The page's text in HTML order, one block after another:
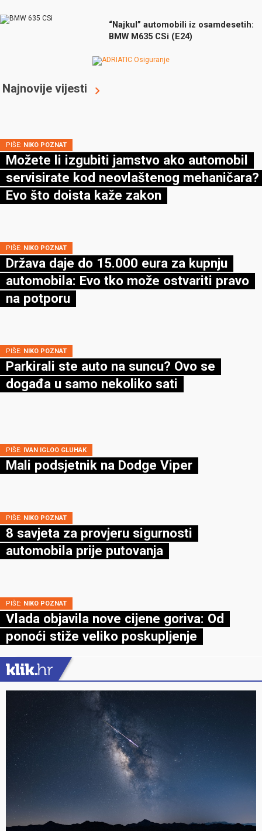
“Najkul” automobili iz osamdesetih:
BMW M635 CSi (E24)
Najnovije vijesti
PIŠE: NIKO POZNAT
Možete li izgubiti jamstvo ako automobil
servisirate kod neovlaštenog mehaničara?
Evo što doista kaže zakon
PIŠE: NIKO POZNAT
Država daje do 15.000 eura za kupnju
automobila: Evo tko može ostvariti pravo
na potporu
PIŠE: NIKO POZNAT
Parkirali ste auto na suncu? Ovo se
događa u samo nekoliko sati
PIŠE: IVAN IGLOO GLUHAK
Mali podsjetnik na Dodge Viper
PIŠE: NIKO POZNAT
8 savjeta za provjeru sigurnosti
automobila prije putovanja
PIŠE: NIKO POZNAT
Vlada objavila nove cijene goriva: Od
ponoći stiže veliko poskupljenje